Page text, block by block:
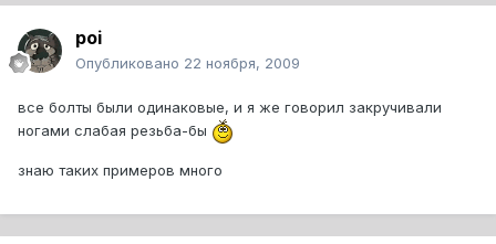
poi
Опубликовано 22 ноября, 2009
все болты были одинаковые, и я же говорил закручивали
ногами слабая резьба-бы
знаю таких примеров много